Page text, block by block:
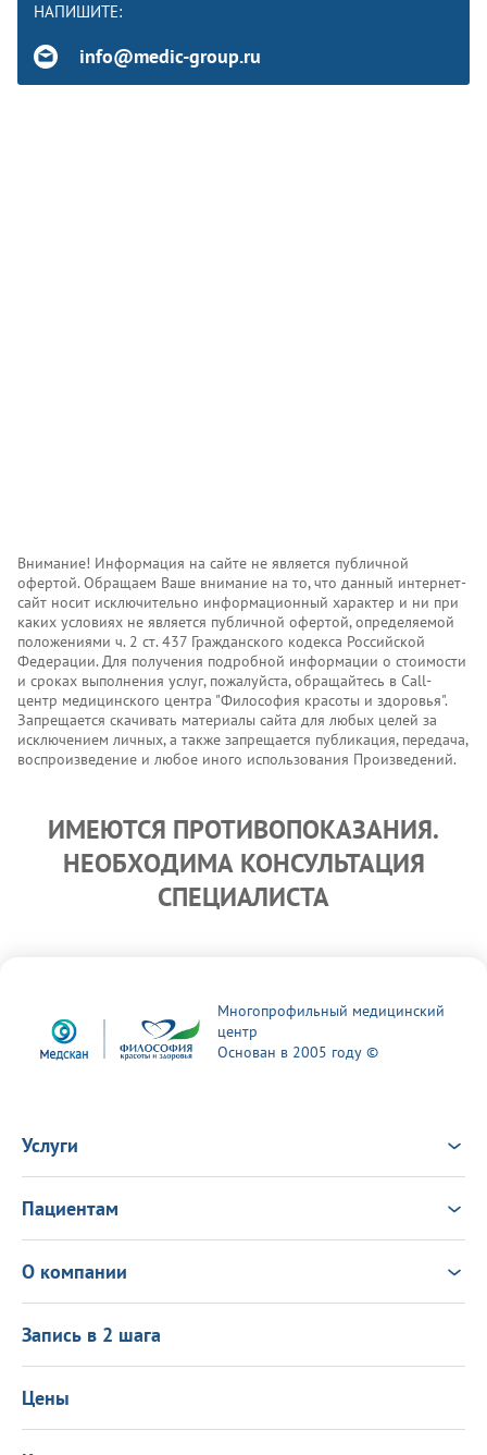
НАПИШИТЕ:
info@medic-group.ru
Внимание! Информация на сайте не является публичной
офертой. Обращаем Ваше внимание на то, что данный интернет-
сайт носит исключительно информационный характер и ни при
каких условиях не является публичной офертой, определяемой
положениями ч. 2 ст. 437 Гражданского кодекса Российской
Федерации. Для получения подробной информации о стоимости
и сроках выполнения услуг, пожалуйста, обращайтесь в Call-
центр медицинского центра "Философия красоты и здоровья".
Запрещается скачивать материалы сайта для любых целей за
исключением личных, а также запрещается публикация, передача,
воспроизведение и любое иного использования Произведений.
ИМЕЮТСЯ ПРОТИВОПОКАЗАНИЯ.
НЕОБХОДИМА КОНСУЛЬТАЦИЯ
СПЕЦИАЛИСТА
Многопрофильный медицинский
центр
Основан в 2005 году ©
Услуги
Врачи
Консультация Онлайн
Выезд врача на дом
Пациентам
Новости
Политика в области качества
Подарочные сертификаты
Программа лояльности
О компании
Информация для пациентов
Лицензиии
Вакансии
Политика конфиденциальности
Запись в 2 шага
Цены